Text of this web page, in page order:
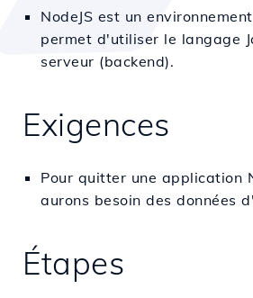
NodeJS est un
permet d'utiliser le langage
serveur (backend).
Exigences
Pour quitter une application
aurons besoin des données
Étapes